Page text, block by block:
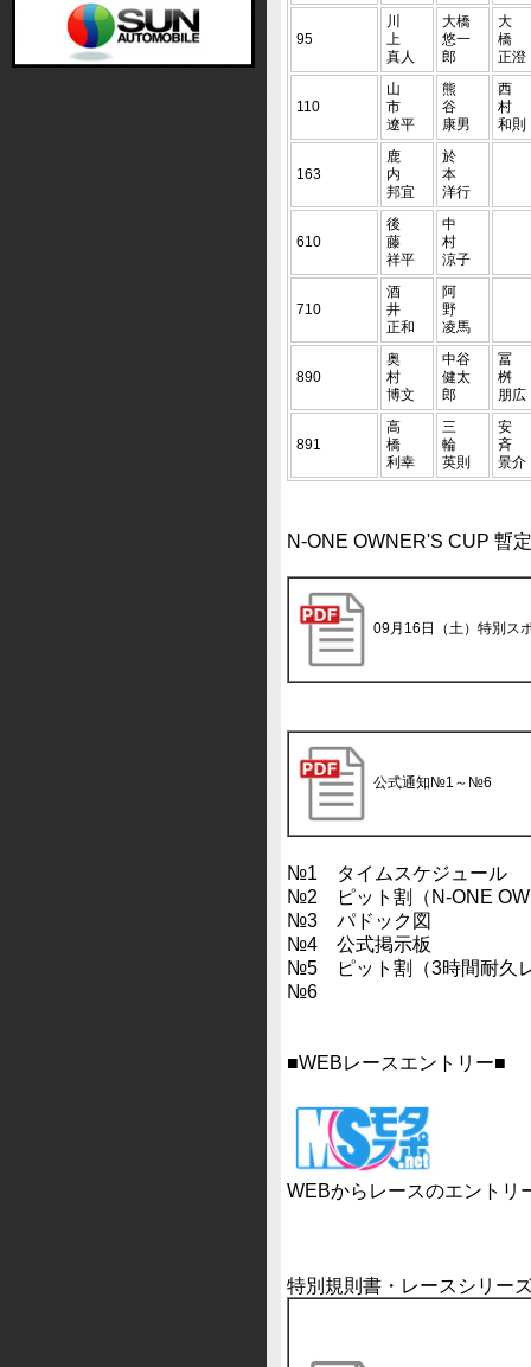
95
川
上
真人
大橋
悠一
郎
大
橋
正澄
110
山
市
遼平
熊
谷
康男
西
村
和則
163
鹿
内
邦宜
於
本
洋行
610
後
藤
祥平
中
村
涼子
710
酒
井
正和
阿
野
凌馬
890
奥
村
博文
中谷
健太
郎
冨
桝
朋広
891
高
橋
利幸
三
輪
英則
安
斉
景介
N-ONE OWNER'S CUP 暫
09月16日（土）特別ス
公式通知№1～№6
№1 タイムスケジュール
№2 ピット割（N-ONE
№3 パドック図
№4 公式掲示板
№5 ピット割（3時間耐久
№6
■WEBレースエントリー■
WEBからレースのエントリ
特別規則書・レースシリー